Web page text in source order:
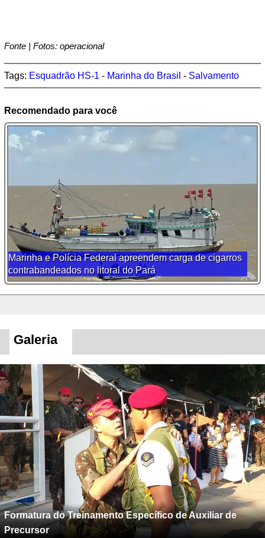
Fonte | Fotos: operacional
Tags: Esquadrão HS-1 - Marinha do Brasil - Salvamento
Recomendado para você
Marinha e Polícia Federal apreendem carga de cigarros
contrabandeados no litoral do Pará
Galeria
Formatura do Treinamento Específico de Auxiliar de
Precursor